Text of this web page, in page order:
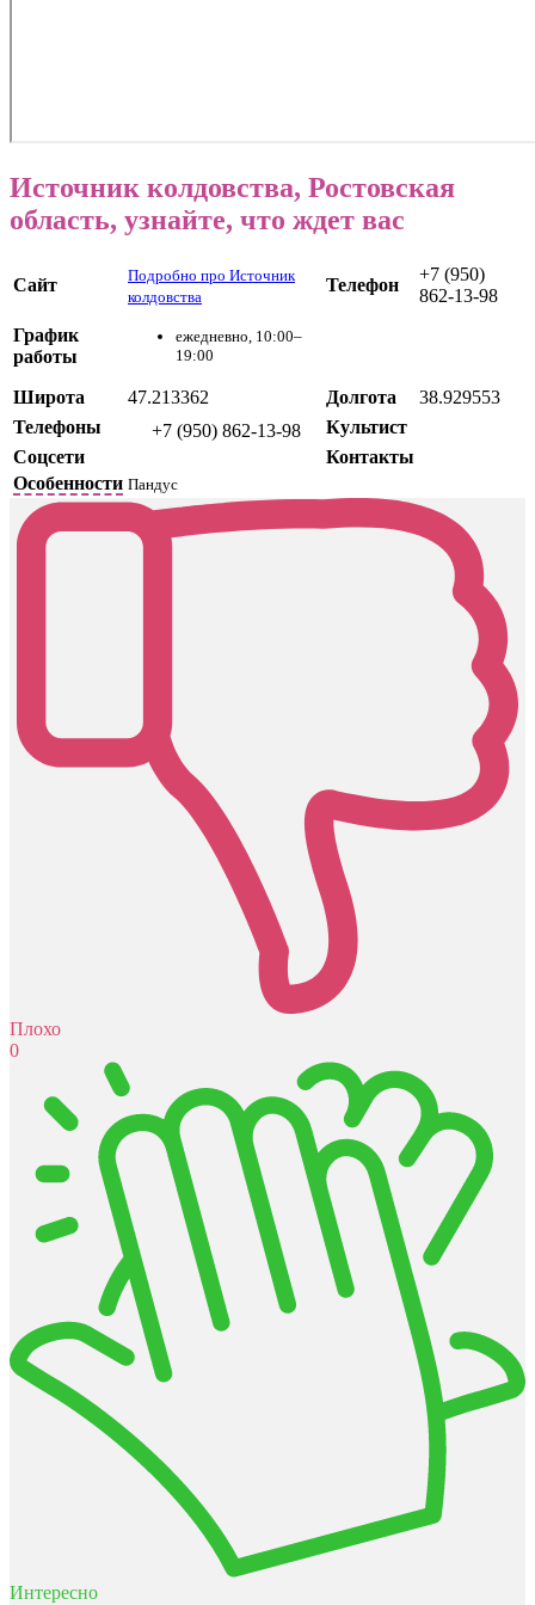
Источник колдовства, Ростовская
область, узнайте, что ждет вас
Сайт
Подробно про Источник
колдовства
Телефон
+7 (950)
862-13-98
График
работы
ежедневно, 10:00–
19:00
Широта 47.213362 Долгота
38.929553
Телефоны
+7 (950) 862-13-98
Культист
Соцсети
Контакты
Особенности Пандус
Плохо
0
Интересно